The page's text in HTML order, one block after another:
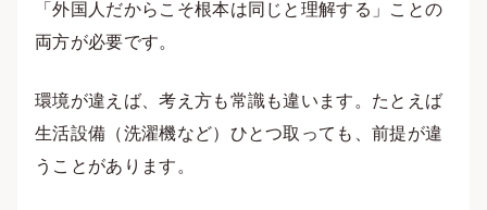
「外国人だからこそ根本は同じと理解する」ことの
両方が必要です。
環境が違えば、考え方も常識も違います。たとえば
生活設備（洗濯機など）ひとつ取っても、前提が違
うことがあります。